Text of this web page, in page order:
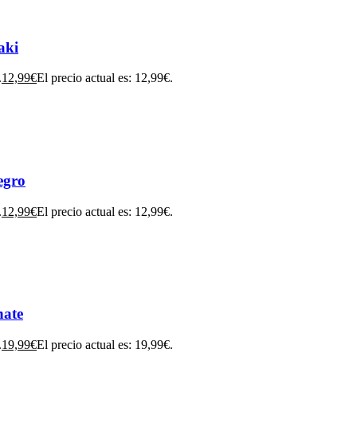
12,99€El precio actual es: 12,99€.
12,99€El precio actual es: 12,99€.
19,99€El precio actual es: 19,99€.